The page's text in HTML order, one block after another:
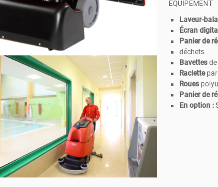
ÉQUIPEMENT
Laveur-
Écran
Panier de
déchets
Bavettesde
Raclette
Roues
Panier de
En option :